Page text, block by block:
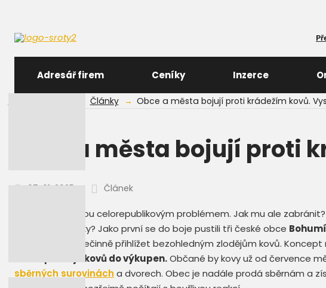
Adresář firem Ceníky Inzerce
Články Obce a města bojují proti krádežím kovů.
Obce a města bojují proti
07. 01. 2025 Článek
Krádeže kovů jsou celorepublikovým problémem. Jak mu ale
závazné vyhlášky? Jako první se do boje pustili tři české obce
které nechtějí nečinně přihlížet bezohledným zlodějům kovů. Koncept
zákaz prodejů kovů do výkupen.Občané by kovy už od července
sběrných surovinách a dvorech. Obec je nadále prodá sběrnám a